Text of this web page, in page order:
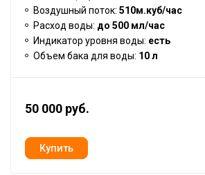
Воздушный поток: 510м.куб/час
Расход воды: до 500 мл/час
Индикатор уровня воды: есть
Объем бака для воды: 10 л
50 000 руб.